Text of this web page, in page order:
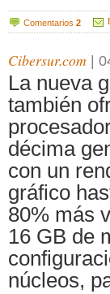
Comentarios 2
Cibersur.com
La nueva
también
décima
con un
gráfico
80% más
16 GB de
núcleos,